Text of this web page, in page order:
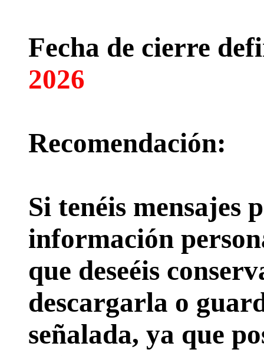
Fecha de cierre
2026
Recomendación:
Si tenéis mensajes
información
que deseéis
descargarla o
señalada, ya que